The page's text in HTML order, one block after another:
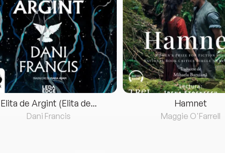
Elita de Argint (Elita de...
Dani Francis
Hamnet
Maggie O'Farrell